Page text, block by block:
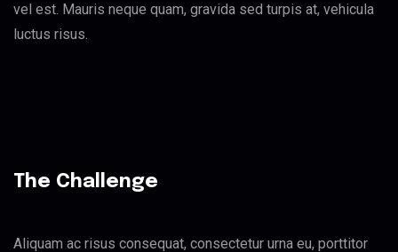
vel est. Mauris neque quam, gravida sed turpis at, vehicula
luctus risus.
The Challenge
Aliquam ac risus consequat, consectetur urna eu, porttitor